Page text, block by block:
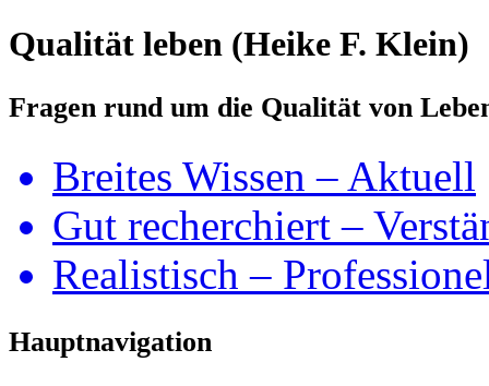
Qualität leben (Heike F. Klein)
Fragen rund um die Qualität von
Breites Wissen – Aktuell
Gut recherchiert –
Realistisch –
Hauptnavigation